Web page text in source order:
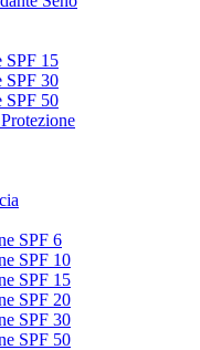
SPF 15
SPF 30
SPF 50
SPF 6
SPF 10
SPF 15
SPF 20
SPF 30
SPF 50